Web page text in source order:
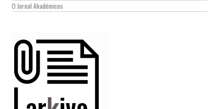
O Jornal Akadémicos